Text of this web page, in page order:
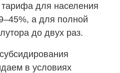
для населения
а для полной
до двух раз.
в условиях